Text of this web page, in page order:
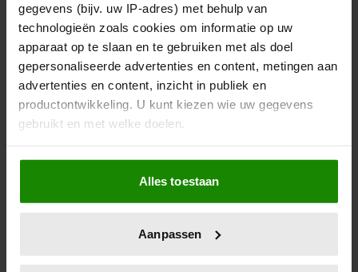
gegevens (bijv. uw IP-adres) met behulp van
technologieën zoals cookies om informatie op uw
apparaat op te slaan en te gebruiken met als doel
gepersonaliseerde advertenties en content, metingen aan
advertenties en content, inzicht in publiek en
productontwikkeling. U kunt kiezen wie uw gegevens
gebruikt en met welke doelen.
Als u het toestaat, willen we ook graag:
Informatie verzamelen over uw geografische
locatie, die tot een paar meter nauwkeurig kan zijn
scannen op specifieke eigenschappen (fingerprinting)
Alles toestaan
Aanpassen